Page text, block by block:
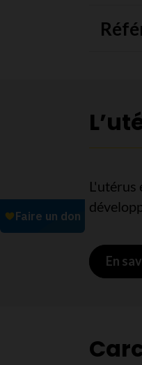
L'utérus
En